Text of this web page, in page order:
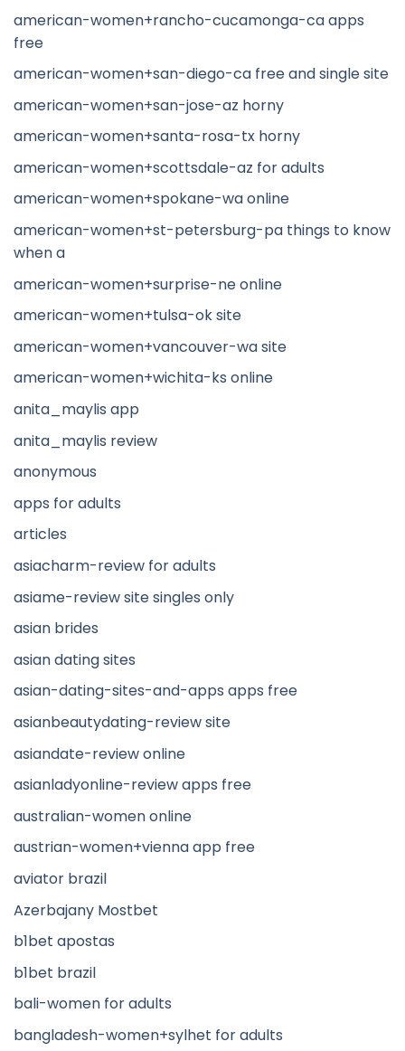
american-women+rancho-cucamonga-ca apps
free
american-women+san-diego-ca free and single site
american-women+san-jose-az horny
american-women+santa-rosa-tx horny
american-women+scottsdale-az for adults
american-women+spokane-wa online
american-women+st-petersburg-pa things to know
when a
american-women+surprise-ne online
american-women+tulsa-ok site
american-women+vancouver-wa site
american-women+wichita-ks online
anita_maylis app
anita_maylis review
anonymous
apps for adults
articles
asiacharm-review for adults
asiame-review site singles only
asian brides
asian dating sites
asian-dating-sites-and-apps apps free
asianbeautydating-review site
asiandate-review online
asianladyonline-review apps free
australian-women online
austrian-women+vienna app free
aviator brazil
Azerbajany Mostbet
b1bet apostas
b1bet brazil
bali-women for adults
bangladesh-women+sylhet for adults